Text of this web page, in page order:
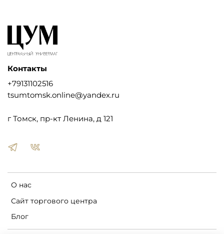
О нас
Сайт торгового центра
Блог
Контакты
+79131102516
tsumtomsk.online@yandex.ru
г Томск, пр-кт Ленина, д 121